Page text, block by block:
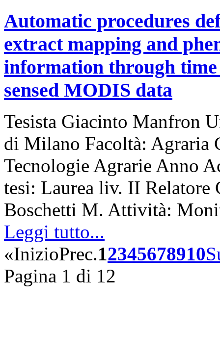
Automatic procedures
extract mapping and
information through time
sensed MODIS data
Tesista Giacinto Manfron
di Milano Facoltà: Agraria
Tecnologie Agrarie Anno
tesi: Laurea liv. II
Boschetti M. Attività:
Leggi tutto...
«InizioPrec.12345678910
Pagina 1 di 12